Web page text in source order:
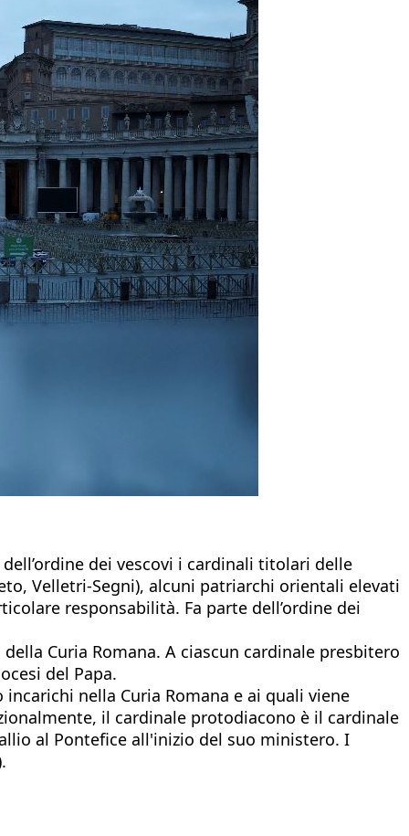
dei vescovi i cardinali titolari delle
Velletri-Segni), alcuni patriarchi orientali elevati
responsabilità. Fa parte dell’ordine dei
Curia Romana. A ciascun cardinale presbitero
del Papa.
nella Curia Romana e ai quali viene
il cardinale protodiacono è il cardinale
al Pontefice all'inizio del suo ministero. I